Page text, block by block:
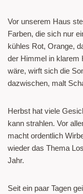
Vor unserem Haus
Farben, die sich nur
kühles Rot, Orange,
der Himmel in klarem
wäre, wirft sich die
dazwischen, malt
Herbst hat viele
kann strahlen. Vor
macht ordentlich
wieder das Thema
Jahr.
Seit ein paar Tagen